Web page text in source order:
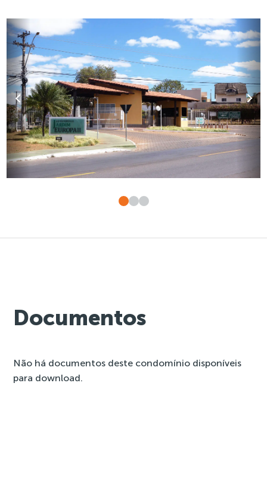
Documentos
Não há documentos deste condomínio disponíveis
para download.